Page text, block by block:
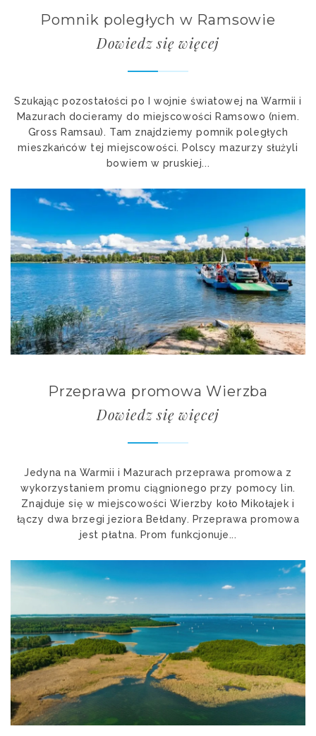
Pomnik poległych w Ramsowie
Dowiedz się więcej
Szukając pozostałości po I wojnie światowej na Warmii i
Mazurach docieramy do miejscowości Ramsowo (niem.
Gross Ramsau). Tam znajdziemy pomnik poległych
mieszkańców tej miejscowości. Polscy mazurzy służyli
bowiem w pruskiej...
Przeprawa promowa Wierzba
Dowiedz się więcej
Jedyna na Warmii i Mazurach przeprawa promowa z
wykorzystaniem promu ciągnionego przy pomocy lin.
Znajduje się w miejscowości Wierzby koło Mikołajek i
łączy dwa brzegi jeziora Bełdany. Przeprawa promowa
jest płatna. Prom funkcjonuje...